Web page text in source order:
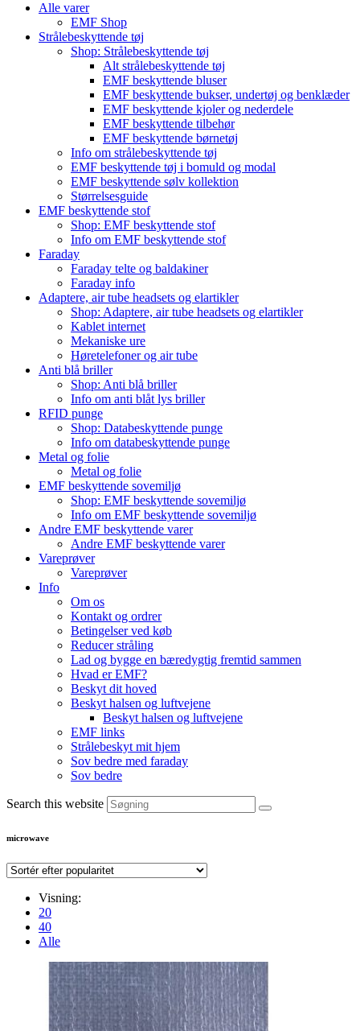
Alle varer
EMF Shop
Strålebeskyttende tøj
Shop: Strålebeskyttende tøj
Alt strålebeskyttende tøj
EMF beskyttende bluser
EMF beskyttende bukser, undertøj og benklæder
EMF beskyttende kjoler og nederdele
EMF beskyttende tilbehør
EMF beskyttende børnetøj
Info om strålebeskyttende tøj
EMF beskyttende tøj i bomuld og modal
EMF beskyttende sølv kollektion
Størrelsesguide
EMF beskyttende stof
Shop: EMF beskyttende stof
Info om EMF beskyttende stof
Faraday
Faraday telte og baldakiner
Faraday info
Adaptere, air tube headsets og elartikler
Shop: Adaptere, air tube headsets og elartikler
Kablet internet
Mekaniske ure
Høretelefoner og air tube
Anti blå briller
Shop: Anti blå briller
Info om anti blåt lys briller
RFID punge
Shop: Databeskyttende punge
Info om databeskyttende punge
Metal og folie
Metal og folie
EMF beskyttende sovemiljø
Shop: EMF beskyttende sovemiljø
Info om EMF beskyttende sovemiljø
Andre EMF beskyttende varer
Andre EMF beskyttende varer
Vareprøver
Vareprøver
Info
Om os
Kontakt og ordrer
Betingelser ved køb
Reducer stråling
Lad og bygge en bæredygtig fremtid sammen
Hvad er EMF?
Beskyt dit hoved
Beskyt halsen og luftvejene
Beskyt halsen og luftvejene
EMF links
Strålebeskyt mit hjem
Sov bedre med faraday
Sov bedre
Search this website
microwave
Visning:
20
40
Alle